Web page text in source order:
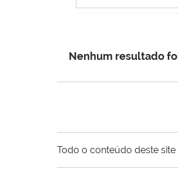
Nenhum resultado
Todo o conteúdo deste